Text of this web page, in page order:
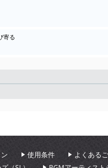
寄る
使用条件 よくある